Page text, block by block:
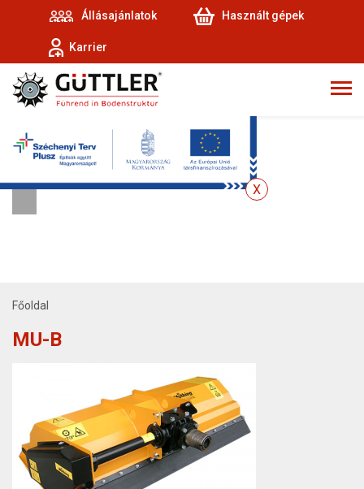
Állásajánlatok Használt gépek
Karrier
Főoldal
MU-B